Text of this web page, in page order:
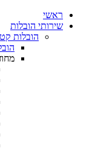
ראשי
שירותי הובלות
הובלות